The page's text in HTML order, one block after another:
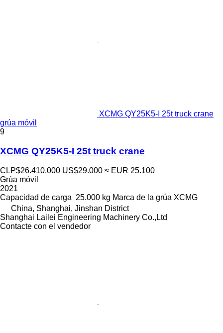
XCMG QY25K5-I 25t truck crane
grúa móvil
9
XCMG QY25K5-I 25t truck crane
CLP$26.410.000 US$29.000 ≈ EUR 25.100
Grúa móvil
2021
Capacidad de carga 25.000 kg Marca de la grúa XCMG
China, Shanghai, Jinshan District
Shanghai Lailei Engineering Machinery Co.,Ltd
Contacte con el vendedor